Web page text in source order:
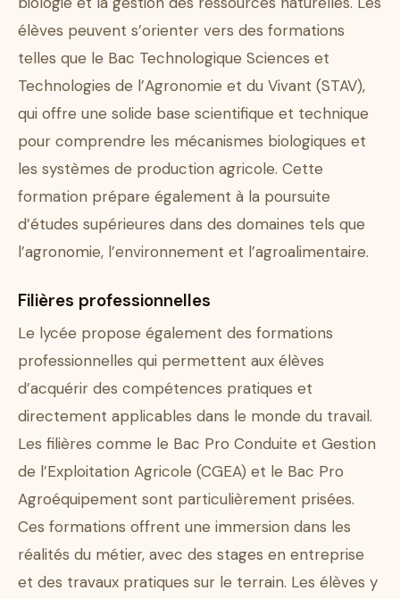
élèves peuvent s’orienter vers des formations
telles que le Bac Technologique Sciences et
Technologies de l’Agronomie et du Vivant (STAV),
qui offre une solide base scientifique et technique
pour comprendre les mécanismes biologiques et
les systèmes de production agricole. Cette
formation prépare également à la poursuite
d’études supérieures dans des domaines tels que
l’agronomie, l’environnement et l’agroalimentaire.
Filières professionnelles
Le lycée propose également des formations
professionnelles qui permettent aux élèves
d’acquérir des compétences pratiques et
directement applicables dans le monde du travail.
Les filières comme le Bac Pro Conduite et Gestion
de l’Exploitation Agricole (CGEA) et le Bac Pro
Agroéquipement sont particulièrement prisées.
Ces formations offrent une immersion dans les
réalités du métier, avec des stages en entreprise
et des travaux pratiques sur le terrain. Les élèves y